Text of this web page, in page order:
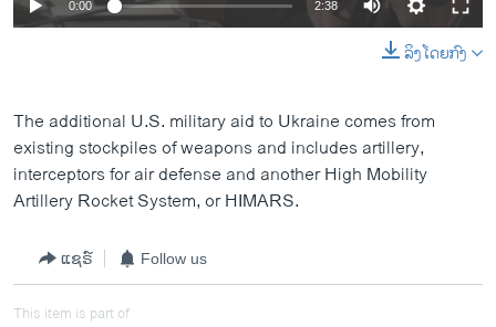
0:00 2:38
ລິງໂດຍກົງ
The additional U.S. military aid to Ukraine comes from
existing stockpiles of weapons and includes artillery,
interceptors for air defense and another High Mobility
Artillery Rocket System, or HIMARS.
ແຊຣ໌ Follow us
This item is part of